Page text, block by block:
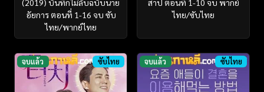
อัยการ ตอนที่ 1-16 จบ ซับ
ไทย/พากย์ไทย
ไทย/ซับไทย
จบแล้ว ซับไทย จบแล้ว ซับไทย